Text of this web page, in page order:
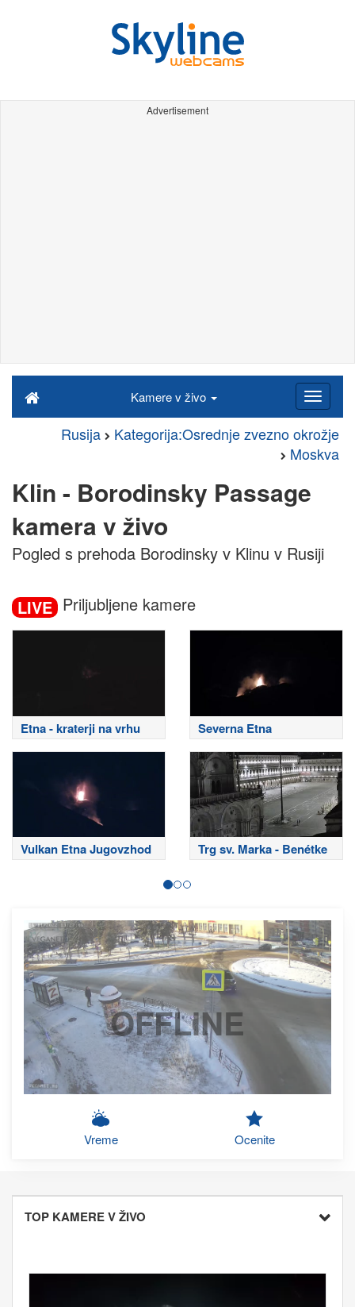
Advertisement
Kamere v živo
Rusija
Kategorija:Osrednje zvezno okrožje
Moskva
Klin - Borodinsky Passage
kamera v živo
Pogled s prehoda Borodinsky v Klinu v Rusiji
LIVE Priljubljene kamere
Etna - kraterji na vrhu Severna Etna
Vulkan Etna Jugovzhod Trg sv. Marka - Benétke
OFFLINE
Vreme Ocenite
TOP KAMERE V ŽIVO